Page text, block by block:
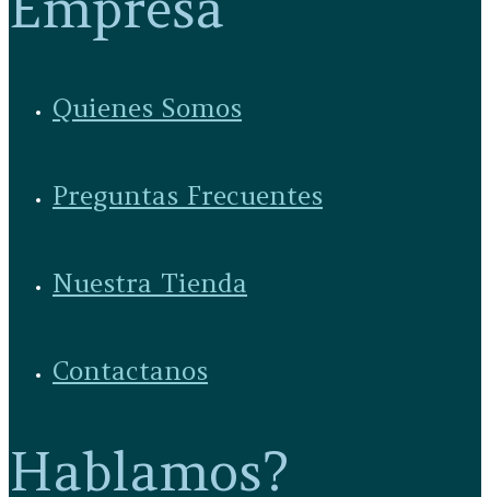
Quienes Somos
Preguntas Frecuentes
Nuestra Tienda
Contactanos
Hablamos?